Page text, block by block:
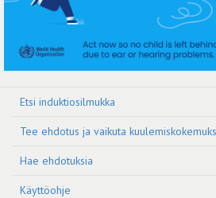
Etsi induktiosilmukka
Tee ehdotus ja vaikuta
Hae ehdotuksia
Käyttöohje